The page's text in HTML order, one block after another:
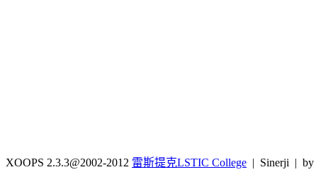
XOOPS 2.3.3@2002-2012 雷斯提克LSTIC College | Sinerji | by